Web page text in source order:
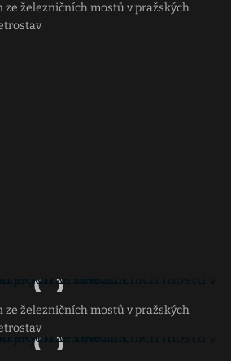
železničních mostů v pražských
železničních mostů v pražských